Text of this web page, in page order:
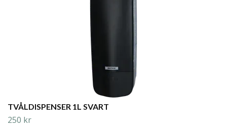
TVÅLDISPENSER 1L SVART
250 kr